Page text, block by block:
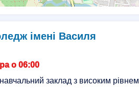
імені Василя
о 06:00
заклад з високим рівнем